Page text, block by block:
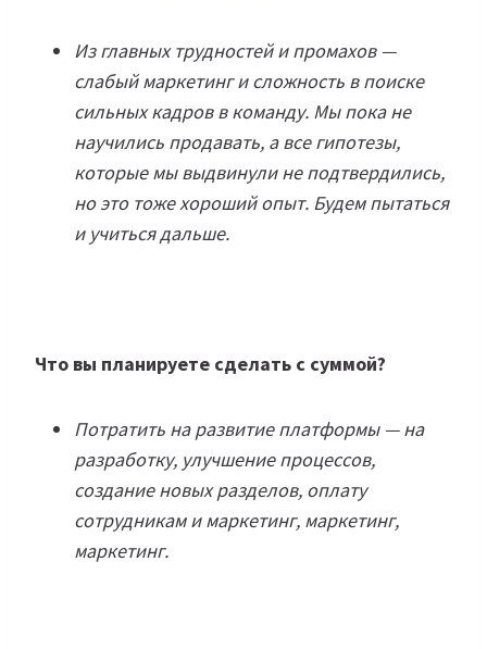
Из главных трудностей и промахов —
слабый маркетинг и сложность в поиске
сильных кадров в команду. Мы пока не
научились продавать, а все гипотезы,
которые мы выдвинули не подтвердились,
но это тоже хороший опыт. Будем пытаться
и учиться дальше.
Что вы планируете сделать с суммой?
Потратить на развитие платформы — на
разработку, улучшение процессов,
создание новых разделов, оплату
сотрудникам и маркетинг, маркетинг,
маркетинг.